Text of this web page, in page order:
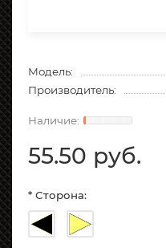
Модель:
Производитель:
55.50 руб.
* Сторона: